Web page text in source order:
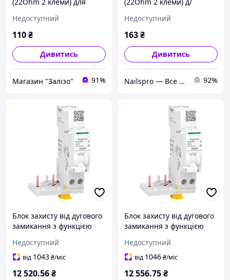
Недоступний
110₴
Дивитись
Магазин "Залізо" 91%
Недоступний
163₴
Дивитись
Nailspro — Все для салонов красоты 92%
Блок захисту від дугового
замикання з функцією
VigiARC iC60, 2P, 25A,
30мА, A-SI
Недоступний
від 1043₴/міс
12 520.56₴
Блок захисту від дугового
замикання з функцією
VigiARC iC60, 2P, 40A,
30мА, A-SI
Недоступний
від 1046₴/міс
12 556.75₴